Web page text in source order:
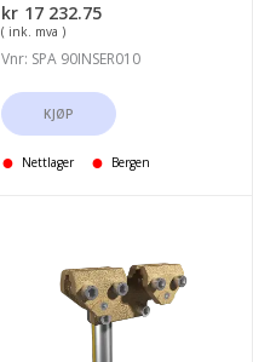
kr 17 232.75
( ink. mva )
Vnr: SPA 90INSER010
KJØP
Nettlager Bergen
standard